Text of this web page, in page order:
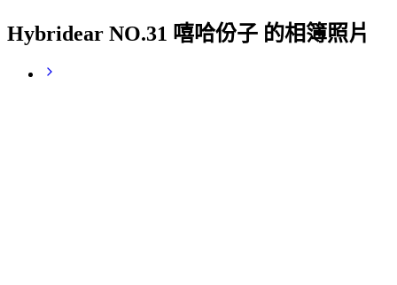
Hybridear NO.31 嘻哈份子 的相簿照片